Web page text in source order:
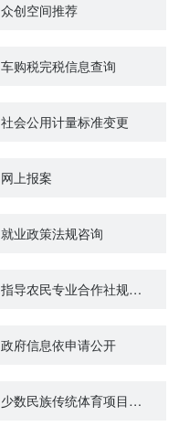
众创空间推荐
车购税完税信息查询
社会公用计量标准变更
网上报案
就业政策法规咨询
指导农民专业合作社规范发展
政府信息依申请公开
少数民族传统体育项目咨询